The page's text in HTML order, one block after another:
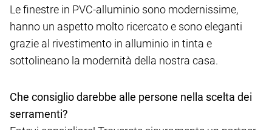
Le finestre in PVC-alluminio sono modernissime,
hanno un aspetto molto ricercato e sono eleganti
grazie al rivestimento in alluminio in tinta e
sottolineano la modernità della nostra casa.
Che consiglio darebbe alle persone nella scelta dei
serramenti?